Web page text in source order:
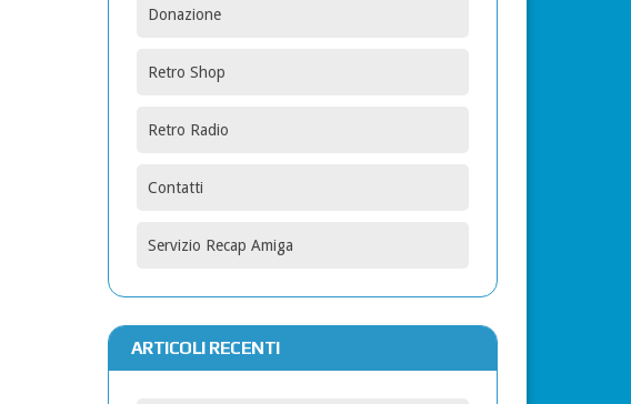
Donazione
Retro Shop
Retro Radio
Contatti
Servizio Recap Amiga
ARTICOLI RECENTI